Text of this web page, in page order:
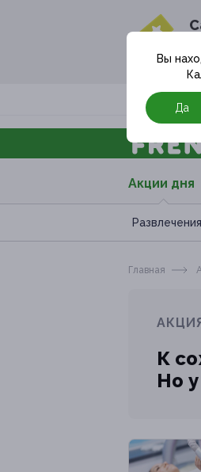
Москва
Акции дня
Развлечения
Вы
Да
Главная
К
Но